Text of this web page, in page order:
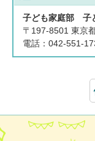
子ども家庭部 子
〒197-8501 東京
電話：042-551-